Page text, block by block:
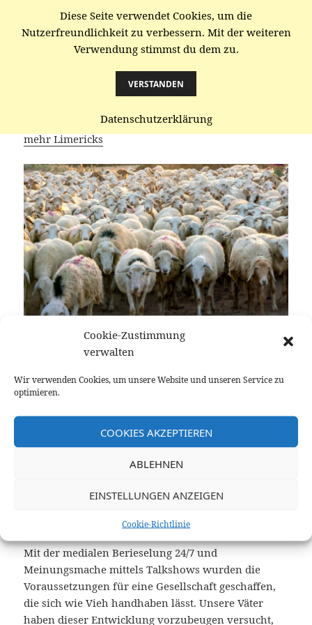
Cookie-Zustimmung
verwalten
Wir verwenden Cookies, um unsere Website und unseren Service zu
optimieren.
COOKIES AKZEPTIEREN
ABLEHNEN
EINSTELLUNGEN ANZEIGEN
Cookie-Richtlinie
gaenze.de
Bequemlichkeit
mehr Limericks
Foto: Quang Nguyen
https://www.pexels.com/photo/photo-of-
·
Bürgern wird unterstellt, sie seien bequem
Sie seien faul und wollten es angenehm
Sie wollten wie Rinder auf der Weide grasen
So meinen es ein paar Pappnasen
·
Mit der medialen Berieselung 24/7 und
Meinungsmache mittels Talkshows wurden die
Voraussetzungen für eine Gesellschaft geschaffen,
die sich wie Vieh handhaben lässt. Unsere Väter
haben dieser Entwicklung vorzubeugen versucht,
Diese Seite verwendet Cookies, um die
Nutzerfreundlichkeit zu verbessern. Mit der weiteren
Verwendung stimmst du dem zu.
VERSTANDEN
Datenschutzerklärung